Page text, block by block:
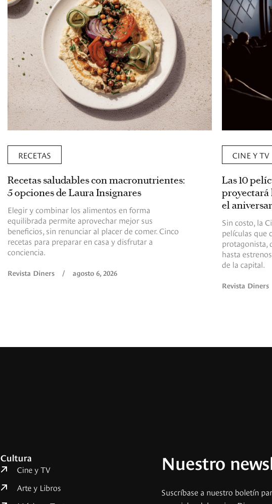
RECETAS
Recetas saludables con macronutrientes:
5 opciones de Laura Insignares
Elegir y combinar los alimentos en forma
equilibrada permite aprovechar mejor sus
beneficios, sin renunciar al placer de comer. Cinco
recetas para preparar en casa y disfrutar a
conciencia.
Revista Diners / agosto 6, 2026
CINE Y TV
Las 10
proyectará
el
Sin costo, la
películas que
protagonista,
hasta
de la capital.
Revista Diners
Cultura
Cine y TV
Arte y Libros
Nuestro
Suscríbase a nuestro boletín